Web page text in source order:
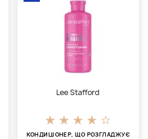
Lee Stafford
КОНДИЦІОНЕР, ЩО РОЗГЛАДЖУЄ